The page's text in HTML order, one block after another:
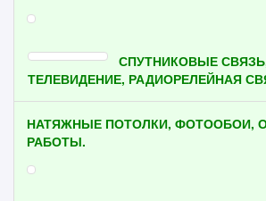
СПУТНИКОВЫЕ
ТЕЛЕВИДЕНИЕ, РАДИОРЕЛЕЙНАЯ
НАТЯЖНЫЕ ПОТОЛКИ, ФОТООБОИ,
РАБОТЫ.